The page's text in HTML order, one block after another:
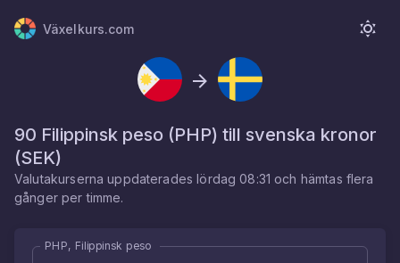
Växelkurs.com
90 Filippinsk peso (PHP) till svenska kronor
(SEK)
Valutakurserna uppdateradeslördag 08:31 och hämtas flera
gånger per timme.
PHP, Filippinsk peso